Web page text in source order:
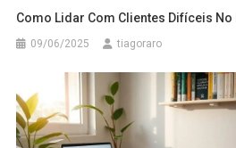
Como Lidar Com Clientes Difíceis
09/06/2025 tiagoraro